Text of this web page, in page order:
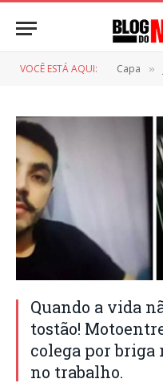
VOCÊ ESTÁ AQUI: Capa »
Quando a vida
tostão!
colega por briga
no trabalho.